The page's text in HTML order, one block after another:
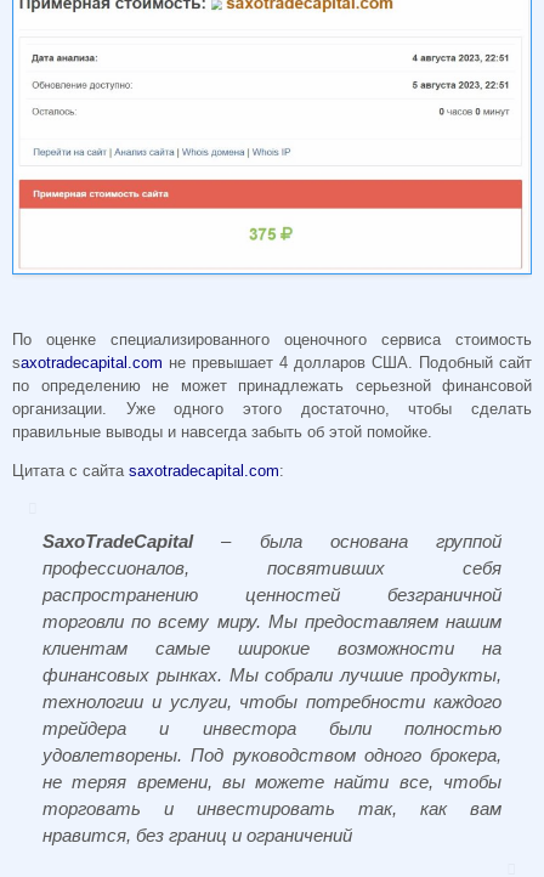
По оценке специализированного оценочного сервиса стоимость
saxotradecapital.com не превышает 4 долларов США. Подобный сайт
по определению не может принадлежать серьезной финансовой
организации. Уже одного этого достаточно, чтобы сделать
правильные выводы и навсегда забыть об этой помойке.
Цитата с сайта saxotradecapital.com:
SaxoTradeCapital– была основана группой
профессионалов, посвятивших себя
распространению ценностей безграничной
торговли по всему миру. Мы предоставляем нашим
клиентам самые широкие возможности на
финансовых рынках. Мы собрали лучшие продукты,
технологии и услуги, чтобы потребности каждого
трейдера и инвестора были полностью
удовлетворены. Под руководством одного брокера,
не теряя времени, вы можете найти все, чтобы
торговать и инвестировать так, как вам
нравится, без границ и ограничений